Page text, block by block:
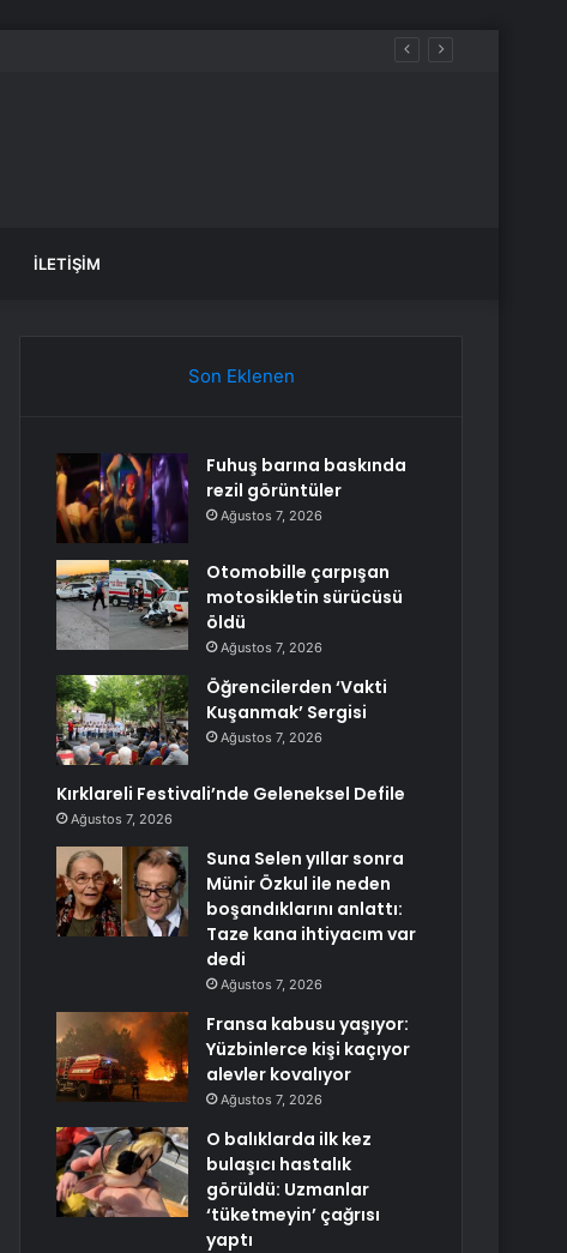
İLETIŞIM
Son Eklenen
Fuhuş barına baskında
rezil görüntüler
Ağustos 7, 2026
Otomobille çarpışan
motosikletin sürücüsü
öldü
Ağustos 7, 2026
Öğrencilerden ‘Vakti
Kuşanmak’ Sergisi
Ağustos 7, 2026
Kırklareli Festivali’nde Geleneksel Defile
Ağustos 7, 2026
Suna Selen yıllar sonra
Münir Özkul ile neden
boşandıklarını anlattı:
Taze kana ihtiyacım var
dedi
Ağustos 7, 2026
Fransa kabusu yaşıyor:
Yüzbinlerce kişi kaçıyor
alevler kovalıyor
Ağustos 7, 2026
O balıklarda ilk kez
bulaşıcı hastalık
görüldü: Uzmanlar
‘tüketmeyin’ çağrısı
yaptı